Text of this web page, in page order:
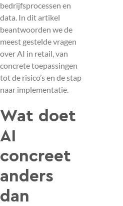
bedrijfsprocessen en
data. In dit artikel
beantwoorden we de
meest gestelde vragen
over AI in retail, van
concrete toepassingen
tot de risico’s en de stap
naar implementatie.
Wat doet
AI
concreet
anders
dan